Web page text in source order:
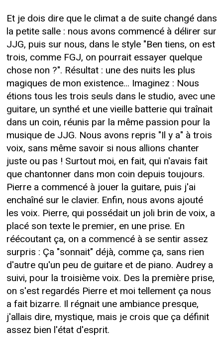
Et je dois dire que le climat a de suite changé dans
la petite salle : nous avons commencé à délirer sur
JJG, puis sur nous, dans le style "Ben tiens, on est
trois, comme FGJ, on pourrait essayer quelque
chose non ?". Résultat : une des nuits les plus
magiques de mon existence... Imaginez : Nous
étions tous les trois seuls dans le studio, avec une
guitare, un synthé et une vieille batterie qui traînait
dans un coin, réunis par la même passion pour la
musique de JJG. Nous avons repris "Il y a" à trois
voix, sans même savoir si nous allions chanter
juste ou pas ! Surtout moi, en fait, qui n'avais fait
que chantonner dans mon coin depuis toujours.
Pierre a commencé à jouer la guitare, puis j'ai
enchaîné sur le clavier. Enfin, nous avons ajouté
les voix. Pierre, qui possédait un joli brin de voix, a
placé son texte le premier, en une prise. En
réécoutant ça, on a commencé à se sentir assez
surpris : Ça "sonnait" déjà, comme ça, sans rien
d'autre qu'un peu de guitare et de piano. Audrey a
suivi, pour la troisième voix. Des la première prise,
on s'est regardés Pierre et moi tellement ça nous
a fait bizarre. Il régnait une ambiance presque,
j'allais dire, mystique, mais je crois que ça définit
assez bien l'état d'esprit.